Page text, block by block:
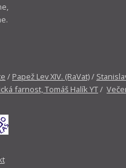
/ Papež Lev XIV. (RaVat)/
farnost, Tomáš Halík YT/